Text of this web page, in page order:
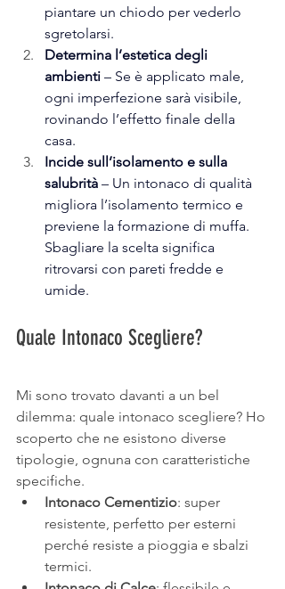
piantare un chiodo per vederlo
sgretolarsi.
Determina l’estetica degli
ambienti – Se è applicato male,
ogni imperfezione sarà visibile,
rovinando l’effetto finale della
casa.
Incide sull’isolamento e sulla
salubrità – Un intonaco di qualità
migliora l’isolamento termico e
previene la formazione di muffa.
Sbagliare la scelta significa
ritrovarsi con pareti fredde e
umide.
Quale Intonaco Scegliere?
Mi sono trovato davanti a un bel
dilemma: quale intonaco scegliere? Ho
scoperto che ne esistono diverse
tipologie, ognuna con caratteristiche
specifiche.
Intonaco Cementizio: super
resistente, perfetto per esterni
perché resiste a pioggia e sbalzi
termici.